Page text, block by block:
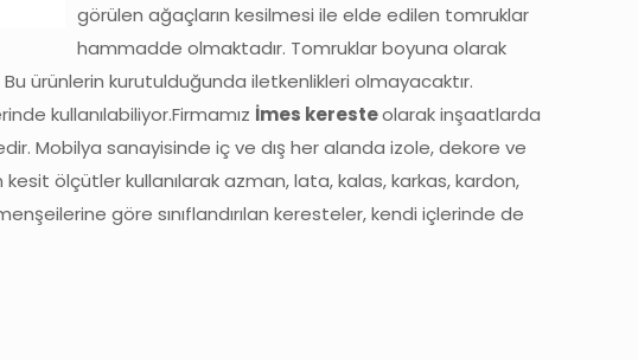
görülen ağaçların kesilmesi ile elde edilen tomruklar
hammadde olmaktadır. Tomruklar boyuna olarak
ürünlerin kurutulduğunda iletkenlikleri olmayacaktır.
kullanılabiliyor.Firmamız İmes keresteolarak inşaatlarda
Mobilya sanayisinde iç ve dış her alanda izole, dekore ve
ölçütler kullanılarak azman, lata, kalas, karkas, kardon,
göre sınıflandırılan keresteler, kendi içlerinde de